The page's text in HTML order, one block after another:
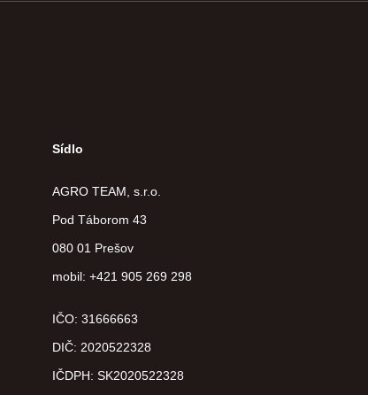
Sídlo
AGRO TEAM, s.r.o.
Pod Táborom 43
080 01 Prešov
mobil: +421 905 269 298
IČO: 31666663
DIČ: 2020522328
IČDPH: SK2020522328